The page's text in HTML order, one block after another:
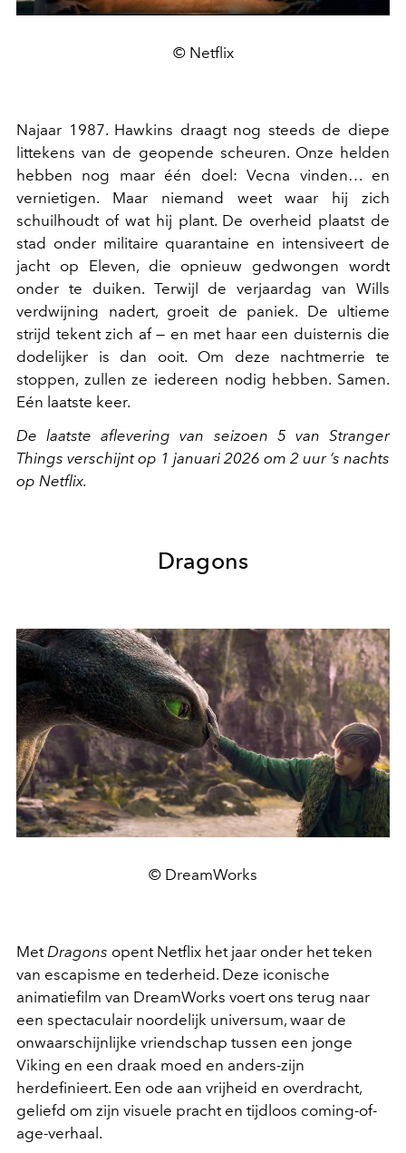
© Netflix
Najaar 1987. Hawkins draagt nog steeds de diepe
littekens van de geopende scheuren. Onze helden
hebben nog maar één doel: Vecna vinden… en
vernietigen. Maar niemand weet waar hij zich
schuilhoudt of wat hij plant. De overheid plaatst de
stad onder militaire quarantaine en intensiveert de
jacht op Eleven, die opnieuw gedwongen wordt
onder te duiken. Terwijl de verjaardag van Wills
verdwijning nadert, groeit de paniek. De ultieme
strijd tekent zich af — en met haar een duisternis die
dodelijker is dan ooit. Om deze nachtmerrie te
stoppen, zullen ze iedereen nodig hebben. Samen.
Eén laatste keer.
De laatste aflevering van seizoen 5 van Stranger
Things verschijnt op 1 januari 2026 om 2 uur ’s nachts
op Netflix.
Dragons
© DreamWorks
MetDragons opent Netflix het jaar onder het teken
van escapisme en tederheid. Deze iconische
animatiefilm van DreamWorks voert ons terug naar
een spectaculair noordelijk universum, waar de
onwaarschijnlijke vriendschap tussen een jonge
Viking en een draak moed en anders-zijn
herdefinieert. Een ode aan vrijheid en overdracht,
geliefd om zijn visuele pracht en tijdloos coming-of-
age-verhaal.